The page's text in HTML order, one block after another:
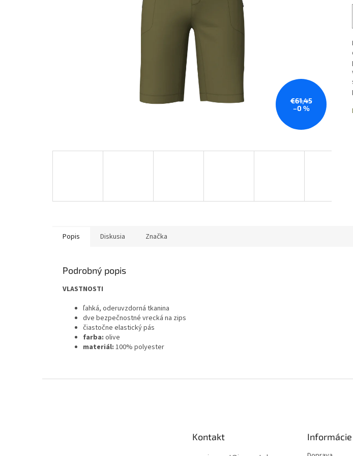
€61,45
–0 %
Popis Diskusia Značka
Podrobný popis
VLASTNOSTI
ľahká, oderuvzdorná tkanina
dve bezpečnostné vrecká na zips
čiastočne elastický pás
farba: olive
materiál: 100% polyester
Kontakt